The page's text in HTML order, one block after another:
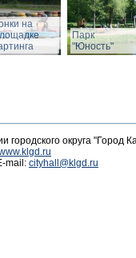
на
Парк
"Юность"
городского округа "Город
mail: cityhall@klgd.ru